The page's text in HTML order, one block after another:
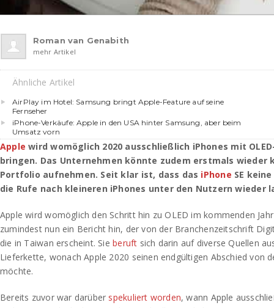
Roman van Genabith
mehr Artikel
Ähnliche Artikel
AirPlay im Hotel: Samsung bringt Apple-Feature auf seine
Fernseher
iPhone-Verkäufe: Apple in den USA hinter Samsung, aber beim
Umsatz vorn
Apple wird womöglich 2020 ausschließlich iPhones mit
bringen. Das Unternehmen könnte zudem erstmals wieder
Portfolio aufnehmen. Seit klar ist, dass das iPhone SE
die Rufe nach kleineren iPhones unter den Nutzern wieder
Apple wird womöglich den Schritt hin zu OLED im kommenden
zumindest nun ein Bericht hin, der von der Branchenzeitschrift
die in Taiwan erscheint. Sieberuft sich darin auf diverse Quellen
Lieferkette, wonach Apple 2020 seinen endgültigen Abschied von
möchte.
Bereits zuvor war darüber spekuliert worden, wann Apple